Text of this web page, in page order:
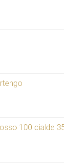
100 cialde